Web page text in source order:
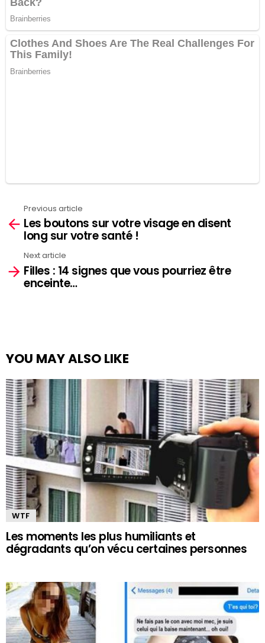
See
more
Previous article
Les boutons sur votre visage en disent
long sur votre santé !
Next article
Filles : 14 signes que vous pourriez être
enceinte…
YOU MAY ALSO LIKE
WTF
Les moments les plus humiliants et
dégradants qu’on vécu certaines personnes